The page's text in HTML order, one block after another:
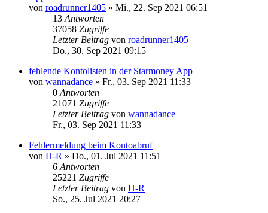
von roadrunner1405 » Mi., 22. Sep 2021 06:51
13 Antworten
37058 Zugriffe
Letzter Beitrag von roadrunner1405
Do., 30. Sep 2021 09:15
fehlende Kontolisten in der Starmoney App
von wannadance » Fr., 03. Sep 2021 11:33
0 Antworten
21071 Zugriffe
Letzter Beitrag von wannadance
Fr., 03. Sep 2021 11:33
Fehlermeldung beim Kontoabruf
von H-R » Do., 01. Jul 2021 11:51
6 Antworten
25221 Zugriffe
Letzter Beitrag von H-R
So., 25. Jul 2021 20:27